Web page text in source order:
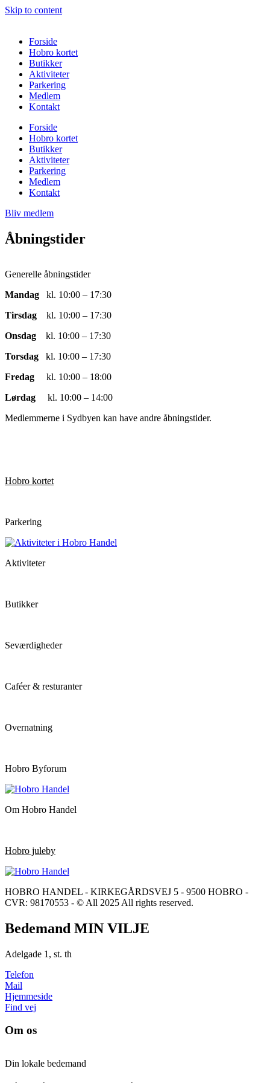
Skip to content
Forside
Hobro kortet
Butikker
Aktiviteter
Parkering
Medlem
Kontakt
Forside
Hobro kortet
Butikker
Aktiviteter
Parkering
Medlem
Kontakt
Bliv medlem
Åbningstider
Generelle åbningstider
Mandag kl. 10:00 – 17:30
Tirsdag kl. 10:00 – 17:30
Onsdag kl. 10:00 – 17:30
Torsdag kl. 10:00 – 17:30
Fredag
kl. 10:00 – 18:00
Lørdag
kl. 10:00 – 14:00
Medlemmerne i Sydbyen kan have andre åbningstider.
Hobro kortet
Parkering
Aktiviteter
Butikker
Seværdigheder
Caféer & resturanter
Overnatning
Hobro Byforum
Om Hobro Handel
Hobro juleby
HOBRO HANDEL - KIRKEGÅRDSVEJ 5 - 9500 HOBRO -
CVR: 98170553 - © All 2025 All rights reserved.
Bedemand MIN VILJE
Adelgade 1, st. th
Telefon
Mail
Hjemmeside
Find vej
Om os
Din lokale bedemand